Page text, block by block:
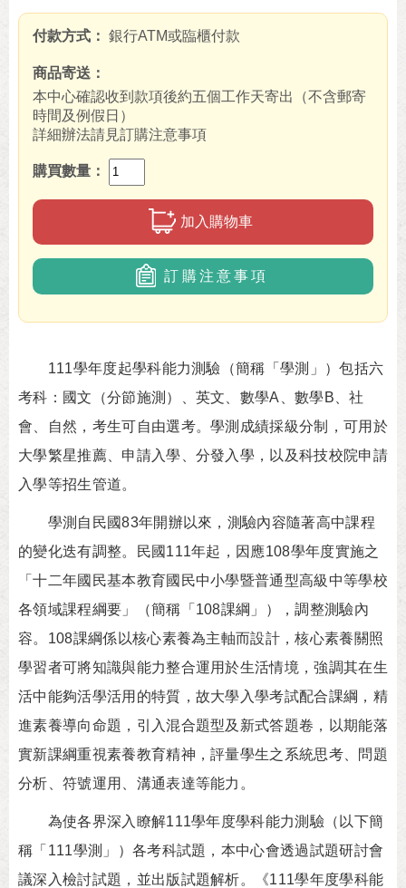
付款方式 銀行ATM或臨櫃付款
商品寄送
本中心確認收到款項後約五個工作天寄出（不含郵寄
時間及例假日）
詳細辦法請見訂購注意事項
購買數量
加入購物車
訂購注意事項
111學年度起學科能力測驗（簡稱「學測」）包括六
考科：國文（分節施測）、英文、數學A、數學B、社
會、自然，考生可自由選考。學測成績採級分制，可用於
大學繁星推薦、申請入學、分發入學，以及科技校院申請
入學等招生管道。
學測自民國83年開辦以來，測驗內容隨著高中課程
的變化迭有調整。民國111年起，因應108學年度實施之
「十二年國民基本教育國民中小學暨普通型高級中等學校
各領域課程綱要」（簡稱「108課綱」），調整測驗內
容。108課綱係以核心素養為主軸而設計，核心素養關照
學習者可將知識與能力整合運用於生活情境，強調其在生
活中能夠活學活用的特質，故大學入學考試配合課綱，精
進素養導向命題，引入混合題型及新式答題卷，以期能落
實新課綱重視素養教育精神，評量學生之系統思考、問題
分析、符號運用、溝通表達等能力。
為使各界深入瞭解111學年度學科能力測驗（以下簡
稱「111學測」）各考科試題，本中心會透過試題研討會
議深入檢討試題，並出版試題解析。《111學年度學科能